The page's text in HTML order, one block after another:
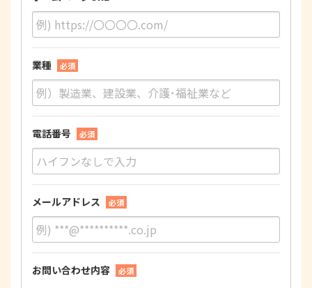
業種 必須
電話番号 必須
メールアドレス 必須
お問い合わせ内容 必須